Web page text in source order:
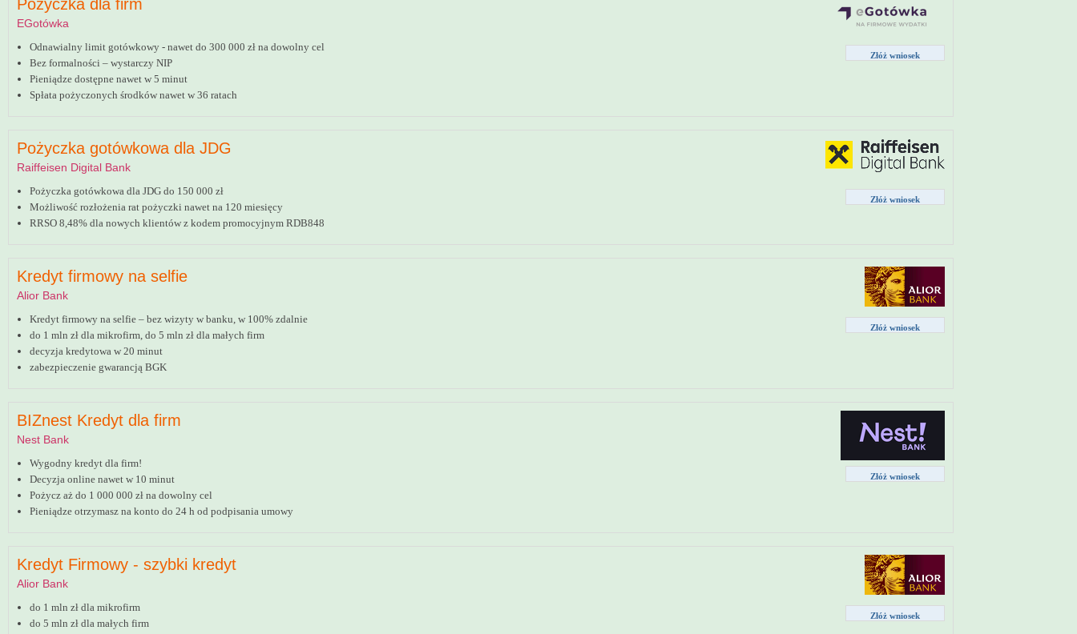
Pożyczka dla firm
EGotówka
Złóż wniosek
Odnawialny limit gotówkowy - nawet do 300 000 zł na dowolny cel
Bez formalności – wystarczy NIP
Pieniądze dostępne nawet w 5 minut
Spłata pożyczonych środków nawet w 36 ratach
Pożyczka gotówkowa dla JDG
Raiffeisen Digital Bank
Złóż wniosek
Pożyczka gotówkowa dla JDG do 150 000 zł
Możliwość rozłożenia rat pożyczki nawet na 120 miesięcy
RRSO 8,48% dla nowych klientów z kodem promocyjnym RDB848
Kredyt firmowy na selfie
Alior Bank
Złóż wniosek
Kredyt firmowy na selfie – bez wizyty w banku, w 100% zdalnie
do 1 mln zł dla mikrofirm, do 5 mln zł dla małych firm
decyzja kredytowa w 20 minut
zabezpieczenie gwarancją BGK
BIZnest Kredyt dla firm
Nest Bank
Złóż wniosek
Wygodny kredyt dla firm!
Decyzja online nawet w 10 minut
Pożycz aż do 1 000 000 zł na dowolny cel
Pieniądze otrzymasz na konto do 24 h od podpisania umowy
Kredyt Firmowy - szybki kredyt
Alior Bank
Złóż wniosek
do 1 mln zł dla mikrofirm
do 5 mln zł dla małych firm